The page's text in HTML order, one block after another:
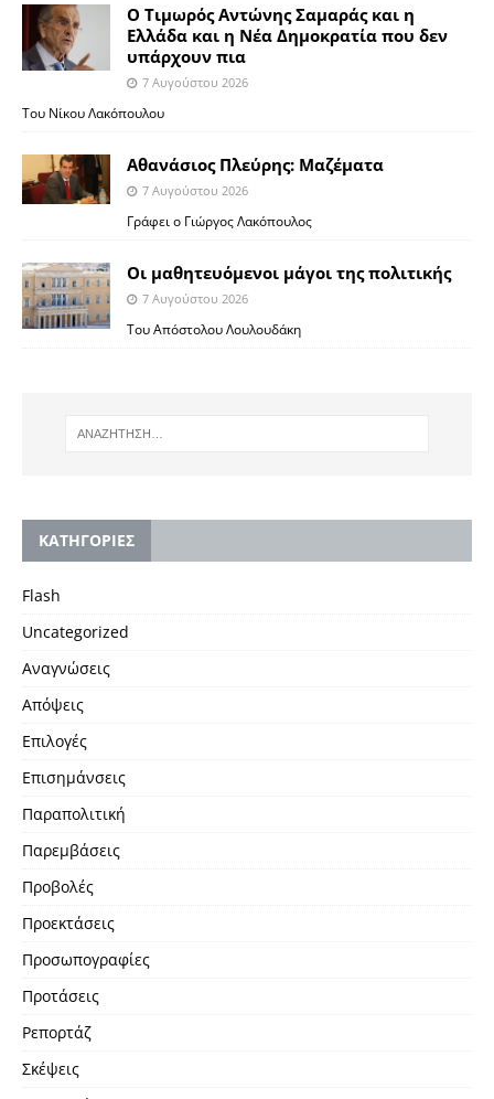
Ο Τιμωρός Αντώνης Σαμαράς και η
Ελλάδα και η Νέα Δημοκρατία που δεν
υπάρχουν πια
7 Αυγούστου 2026
Του Νίκου Λακόπουλου
Αθανάσιος Πλεύρης: Μαζέματα
7 Αυγούστου 2026
Γράφει ο Γιώργος Λακόπουλος
Οι μαθητευόμενοι μάγοι της πολιτικής
7 Αυγούστου 2026
Του Απόστολου Λουλουδάκη
KΑΤΗΓΟΡΙΕΣ
Flash
Uncategorized
Αναγνώσεις
Απόψεις
Επιλογές
Επισημάνσεις
Παραπολιτική
Παρεμβάσεις
Προβολές
Προεκτάσεις
Προσωπογραφίες
Προτάσεις
Ρεπορτάζ
Σκέψεις